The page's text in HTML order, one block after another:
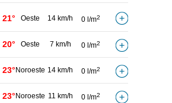
21° Oeste 14 km/h 0 l/m2
20° Oeste 7 km/h 0 l/m2
23° Noroeste 14 km/h 0 l/m2
23° Noroeste 11 km/h 0 l/m2